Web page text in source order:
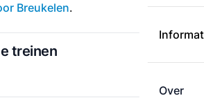
Over
Breukelen.
treinen